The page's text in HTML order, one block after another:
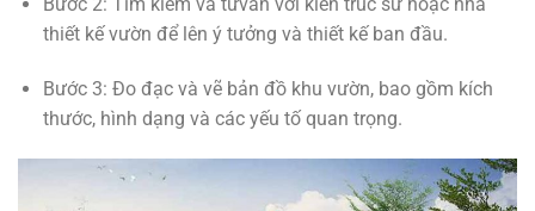
thiết kế vườn để lên ý tưởng và thiết kế ban đầu.
Bước 3: Đo đạc và vẽ bản đồ khu vườn, bao gồm kích
thước, hình dạng và các yếu tố quan trọng.